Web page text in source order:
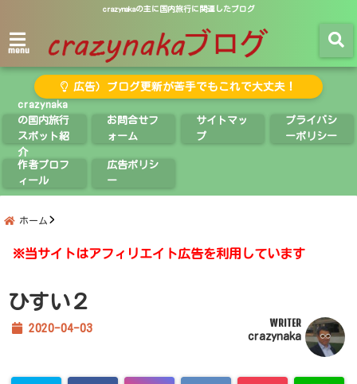
crazynakaの主に国内旅行に関連したブログ
menu
広告）ブログ更新が苦手でもこれで大丈夫！
crazynaka
の国内旅行
スポット紹
介
お問合せフ
ォーム
サイトマッ
プ
プライバシ
ーポリシー
作者プロフ
ィール
広告ポリシ
ー
ホーム
※当サイトはアフィリエイト広告を利用しています
ひすい２
2020-04-03
WRITER
crazynaka